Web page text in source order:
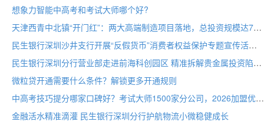
想象力智能中高考和考试大师哪个好?
天津西青中北镇“开门红”：两大高端制造项目落地，总投资规模达70亩
民生银行深圳沙井支行开展“反假货币”消费者权益保护专题宣传活动
民生银行深圳分行营业部走进前海科创园区 精准拆解贵金属投资陷阱
微粒贷开通需要什么条件？解锁更多开通规则
中高考技巧提分哪家口碑好？考试大师1500家分公司，2026加盟优选
金融活水精准滴灌 民生银行深圳分行护航物流小微稳健成长